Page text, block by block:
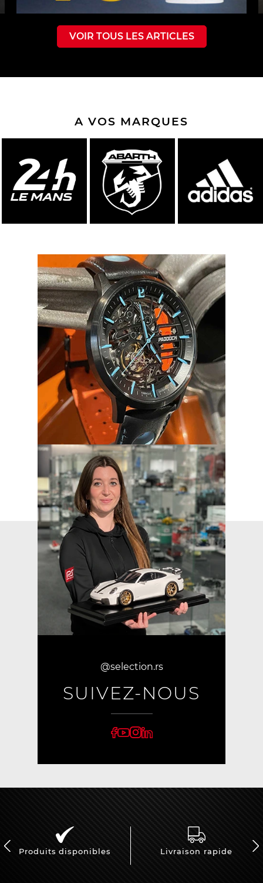
VOIR TOUS LES ARTICLES
A VOS MARQUES
@selection.rs
SUIVEZ-NOUS
Produits disponibles Livraison rapide